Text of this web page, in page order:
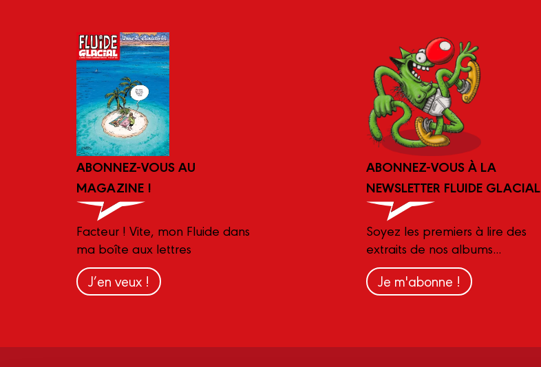
ABONNEZ-VOUS AU
MAGAZINE !
Facteur ! Vite, mon Fluide dans
ma boîte aux lettres
J’en veux !
ABONNEZ-VOUS À LA
NEWSLETTER FLUIDE GLACIAL
Soyez les premiers à lire des
extraits de nos albums...
Je m'abonne !